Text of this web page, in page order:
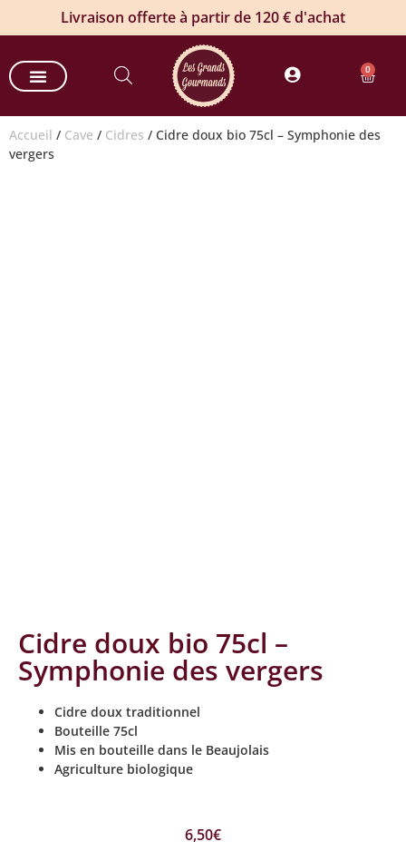
Livraison offerte à partir de 120 € d'achat
0
Accueil / Cave / Cidres / Cidre doux bio 75cl – Symphonie des
vergers
Cidre doux bio 75cl –
Symphonie des vergers
Cidre doux traditionnel
Bouteille 75cl
Mis en bouteille dans le Beaujolais
Agriculture biologique
6,50€